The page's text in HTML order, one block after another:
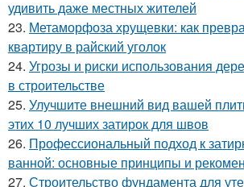
удивить даже местных жителей
23. Метаморфоза хрущевки: как
квартиру в райский уголок
24. Угрозы и риски использования
в строительстве
25. Улучшите внешний вид вашей
этих 10 лучших затирок для швов
26. Профессиональный подход к
ванной: основные принципы и
27. Строительство фундамента для